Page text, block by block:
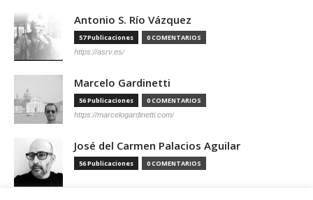
Antonio S. Río Vázquez
57 Publicaciones 0 COMENTARIOS
https://asrv.es/
Marcelo Gardinetti
56 Publicaciones 0 COMENTARIOS
https://marcelogardinetti.com/
José del Carmen Palacios Aguilar
56 Publicaciones 0 COMENTARIOS